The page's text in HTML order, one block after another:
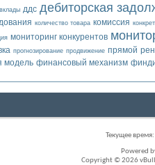
вклады ддс дебиторская
количество товара комиссия
мониторинг конкурентов
прогнозирование продвижение прямой
модель финансовый механизм
Текущее время:
Powered
Copyright © 2026